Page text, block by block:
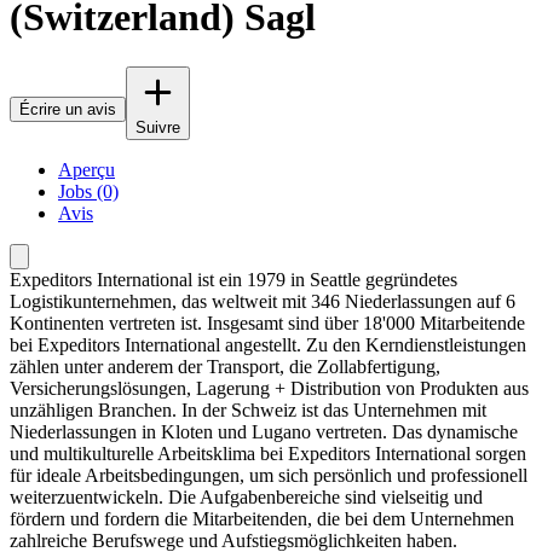
(Switzerland) Sagl
Écrire un avis
Suivre
Aperçu
Jobs (0)
Avis
Expeditors International ist ein 1979 in Seattle gegründetes
Logistikunternehmen, das weltweit mit 346 Niederlassungen auf 6
Kontinenten vertreten ist. Insgesamt sind über 18'000 Mitarbeitende
bei Expeditors International angestellt. Zu den Kerndienstleistungen
zählen unter anderem der Transport, die Zollabfertigung,
Versicherungslösungen, Lagerung + Distribution von Produkten aus
unzähligen Branchen. In der Schweiz ist das Unternehmen mit
Niederlassungen in Kloten und Lugano vertreten. Das dynamische
und multikulturelle Arbeitsklima bei Expeditors International sorgen
für ideale Arbeitsbedingungen, um sich persönlich und professionell
weiterzuentwickeln. Die Aufgabenbereiche sind vielseitig und
fördern und fordern die Mitarbeitenden, die bei dem Unternehmen
zahlreiche Berufswege und Aufstiegsmöglichkeiten haben.